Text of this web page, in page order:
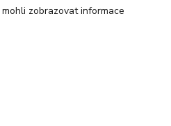
zobrazovat informace